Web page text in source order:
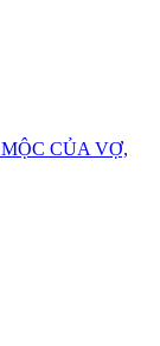
CỦA VỢ,